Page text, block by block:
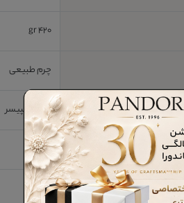
420 gr
چرم طبیعی
پارچه اسپیسر
2 cm
PU